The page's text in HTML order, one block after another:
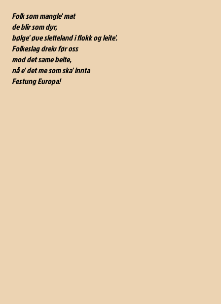
Folk som mangle' mat
de blir som dyr,
bølge' øve sletteland i flokk og leite'.
Folkeslag dreiv før oss
mod det same beite,
nå e' det me som ska' innta
Festung Europa!